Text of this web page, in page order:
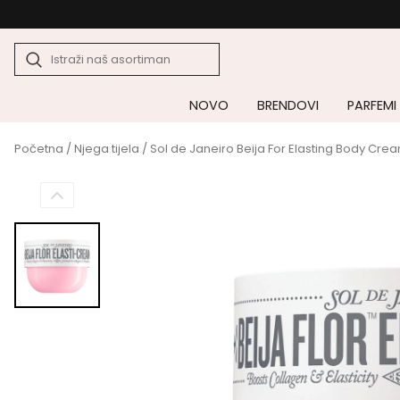
NOVO BRENDOVI PARFEMI
Početna /Njega tijela / Sol de Janeiro Beija For Elasting Body